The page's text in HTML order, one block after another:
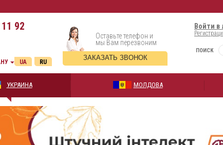
92 Войти в
ПОИСК
Оставьте телефон и
мы Вам перезвоним
ЗАКАЗАТЬ ЗВОНОК
RU
UA
УКРАИНА МОЛДОВА